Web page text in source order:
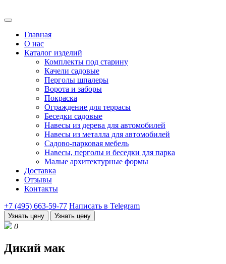
Главная
О нас
Каталог изделий
Комплекты под старину
Качели садовые
Перголы шпалеры
Ворота и заборы
Покраска
Ограждение для террасы
Беседки садовые
Навесы из дерева для автомобилей
Навесы из металла для автомобилей
Садово-парковая мебель
Навесы, перголы и беседки для парка
Малые архитектурные формы
Доставка
Отзывы
Контакты
+7 (495) 663-59-77 Написать в Telegram
Узнать цену Узнать цену
0
Дикий мак